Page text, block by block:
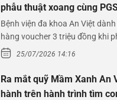
phẫu thuật xoang cùng
Nguyễn Thị Hoài An
Bệnh viện đa khoa An Việt
hàng voucher 3 triệu đồng khi
xoang cùng PGS.…
25/07/2026 14:16
Ra mắt quỹ Mầm Xanh An
hành trên hành trình tìm